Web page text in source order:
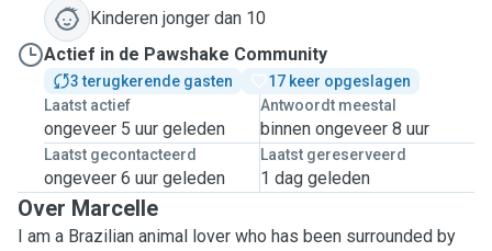
Kinderen jonger dan 10
Actief in de Pawshake Community
3 terugkerende gasten
17 keer opgeslagen
Laatst actief
ongeveer 5 uur geleden
Antwoordt meestal
binnen ongeveer 8 uur
Laatst gecontacteerd
ongeveer 6 uur geleden
Laatst gereserveerd
1 dag geleden
Over Marcelle
I am a Brazilian animal lover who has been surrounded by